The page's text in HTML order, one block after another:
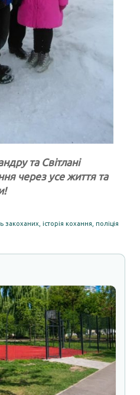
та Світлані
через усе життя та
закоханих ,історія кохання ,поліція